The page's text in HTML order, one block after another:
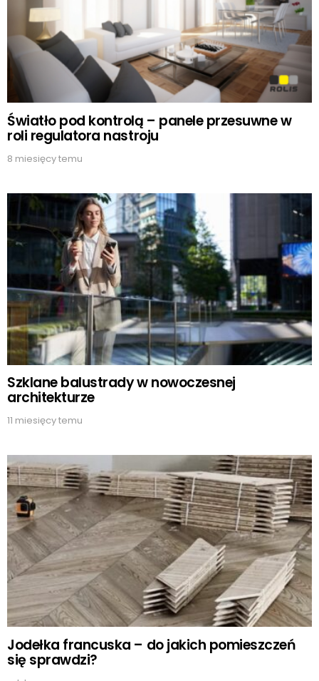
Światło pod kontrolą – panele przesuwne w
roli regulatora nastroju
8 miesięcy temu
Szklane balustrady w nowoczesnej
architekturze
11 miesięcy temu
Jodełka francuska – do jakich pomieszczeń
się sprawdzi?